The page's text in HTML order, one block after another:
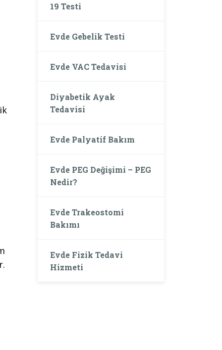
19 Testi
Evde Gebelik Testi
Evde VAC Tedavisi
Diyabetik Ayak
Tedavisi
Evde Palyatif Bakım
Evde PEG Değişimi – PEG
Nedir?
Evde Trakeostomi
Bakımı
Evde Fizik Tedavi
Hizmeti